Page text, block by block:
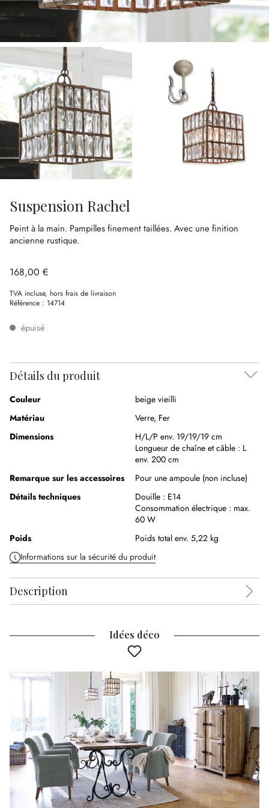
Suspension Rachel
Peint à la main. Pampilles finement taillées. Avec une finition
ancienne rustique.
168,00 €
TVA incluse, hors frais de livraison
Référence : 14714
épuisé
Détails du produit
Couleur
beige vieilli
Matériau
Verre, Fer
Dimensions
H/L/P env. 19/19/19 cm
Longueur de chaîne et câble : L
env. 200 cm
Remarque sur les accessoires
Pour une ampoule (non incluse)
Détails techniques
Douille : E14
Consommation électrique : max.
60 W
Poids
Poids total env. 5,22 kg
Informations sur la sécurité du produit
Description
Idées déco